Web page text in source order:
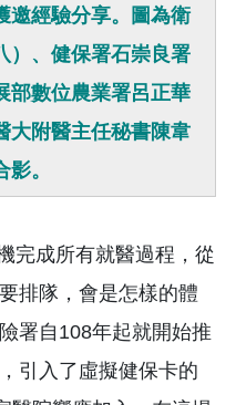
邀經驗分享。圖為衛
）、健保署石崇良署
部數位農業署呂正華
大附醫主任秘書陳韋
。
完成所有就醫過程，從
排隊，會是怎樣的體
署自108年起就開始推
引入了虛擬健保卡的